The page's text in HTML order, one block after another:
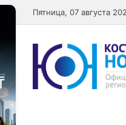
Пятница, 07 августа